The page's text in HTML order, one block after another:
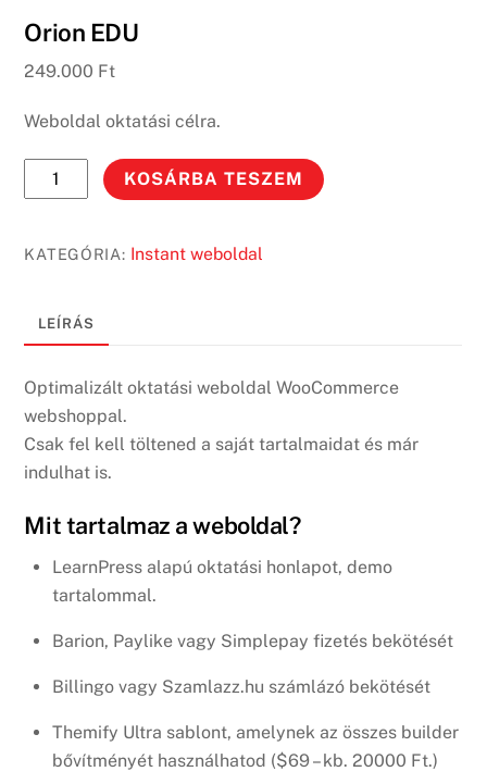
Orion EDU
249.000 Ft
Weboldal oktatási célra.
Orion
EDU
KOSÁRBA TESZEM
KATEGÓRIA: Instant weboldal
LEÍRÁS
Optimalizált oktatási weboldal WooCommerce
webshoppal.
Csak fel kell töltened a saját tartalmaidat és már
indulhat is.
Mit tartalmaz a weboldal?
LearnPress alapú oktatási honlapot, demo
tartalommal.
Barion, Paylike vagy Simplepay fizetés bekötését
Billingo vagy Szamlazz.hu számlázó bekötését
Themify Ultra sablont, amelynek az összes builder
bővítményét használhatod ($69 – kb. 20000 Ft.)